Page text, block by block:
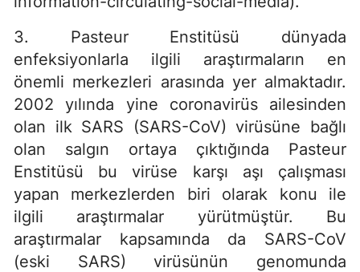
3. Pasteur Enstitüsü dünyada
enfeksiyonlarla ilgili araştırmaların en
önemli merkezleri arasında yer almaktadır.
2002 yılında yine coronavirüs ailesinden
olan ilk SARS (SARS-CoV) virüsüne bağlı
olan salgın ortaya çıktığında Pasteur
Enstitüsü bu virüse karşı aşı çalışması
yapan merkezlerden biri olarak konu ile
ilgili araştırmalar yürütmüştür. Bu
araştırmalar kapsamında da SARS-CoV
(eski SARS) virüsünün genomunda